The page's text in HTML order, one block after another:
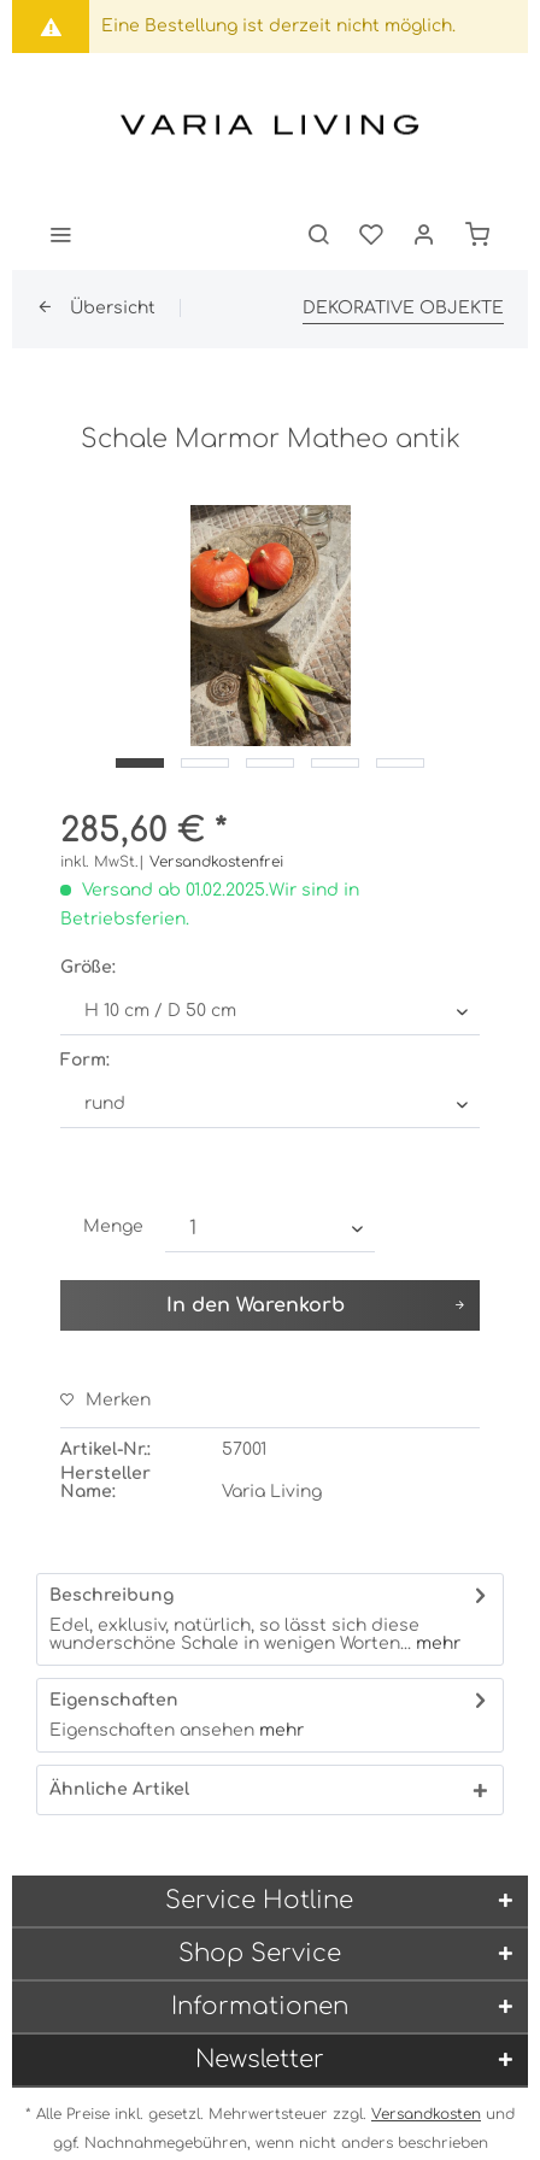
Eine Bestellung ist derzeit nicht möglich.
Übersicht DEKORATIVE OBJEKTE
Schale Marmor Matheo antik
285,60 € *
inkl. MwSt.| Versandkostenfrei
Versand ab 01.02.2025.Wir sind in
Betriebsferien.
Größe:
Form:
Menge
In den Warenkorb
Merken
Artikel-Nr.:
57001
Hersteller
Name:
Varia Living
Beschreibung
Edel, exklusiv, natürlich, so lässt sich diese
wunderschöne Schale in wenigen Worten... mehr
Eigenschaften
Eigenschaften ansehen mehr
Ähnliche Artikel
Service Hotline
Shop Service
Informationen
Newsletter
* Alle Preise inkl. gesetzl. Mehrwertsteuer zzgl. Versandkosten und
ggf. Nachnahmegebühren, wenn nicht anders beschrieben